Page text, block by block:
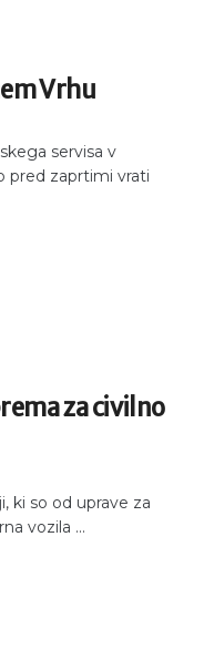
Vrhu
servisa v
pred zaprtimi vrati
za civilno
ki so od uprave za
vozila ...